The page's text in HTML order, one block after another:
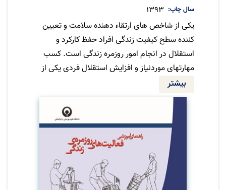
سال چاپ
1393
یکی از شاخص های ارتقاء دهنده سلامت و تعیین
کننده سطح کیفیت زندگی افراد حفظ کارکرد و
استقلال در انجام امور روزمره زندگی است. کسب
مهارتهای موردنیاز و افزایش استقلال فردی یکی از
اهداف غایی کاردرمانی محسوب می شود.
کاردرمانگران با استفاده از تمرینات و فعالیتهای
ویژه برای هر فرد و بکارگیری ابزار کمکی، افراد کم
توان را درطی این مسیر و انجام مستقل تر فعالیت
های روزمره زندگی کمک می نمایند.
بیشتر